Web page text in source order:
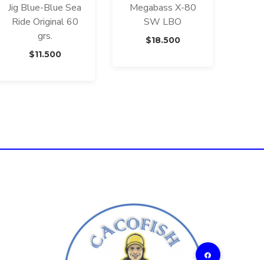
Jig Blue-Blue Sea
Ride Original 60
grs.
$11.500
Megabass X-80
SW LBO
$18.500